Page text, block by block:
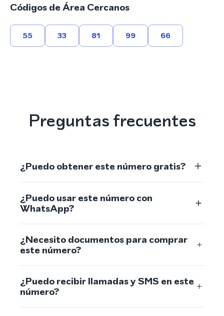
Códigos de Área Cercanos
55 33 81 99 66
Preguntas frecuentes
¿Puedo obtener este número gratis?
¿Puedo usar este número con
WhatsApp?
¿Necesito documentos para comprar
este número?
¿Puedo recibir llamadas y SMS en este
número?